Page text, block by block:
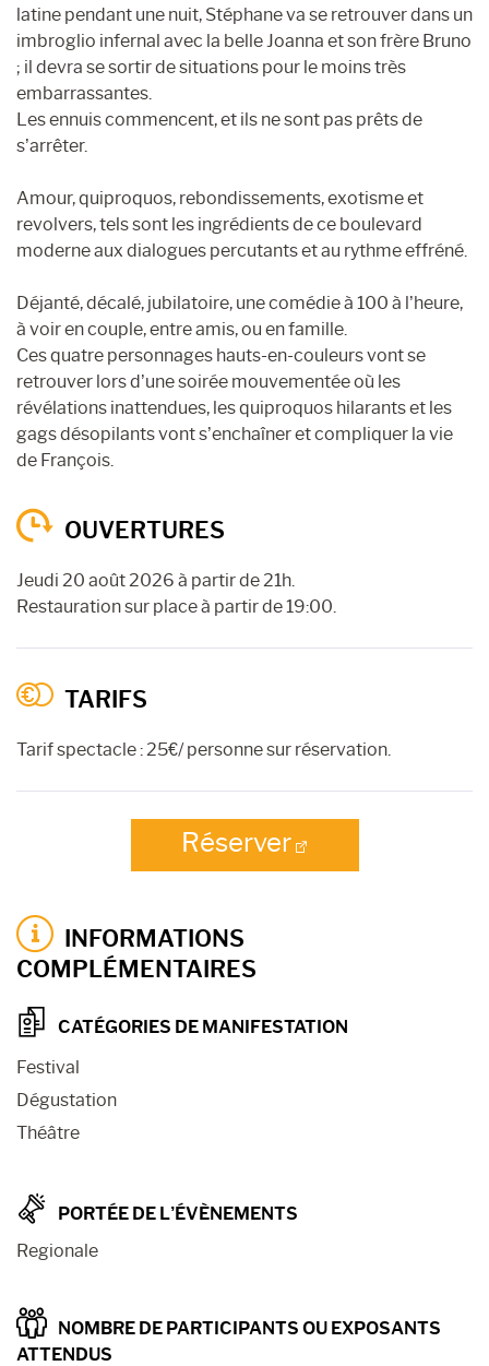
latine pendant une nuit, Stéphane va se retrouver dans un
imbroglio infernal avec la belle Joanna et son frère Bruno
; il devra se sortir de situations pour le moins très
embarrassantes.
Les ennuis commencent, et ils ne sont pas prêts de
s’arrêter.
Amour, quiproquos, rebondissements, exotisme et
revolvers, tels sont les ingrédients de ce boulevard
moderne aux dialogues percutants et au rythme effréné.
Déjanté, décalé, jubilatoire, une comédie à 100 à l’heure,
à voir en couple, entre amis, ou en famille.
Ces quatre personnages hauts-en-couleurs vont se
retrouver lors d’une soirée mouvementée où les
révélations inattendues, les quiproquos hilarants et les
gags désopilants vont s’enchaîner et compliquer la vie
de François.
OUVERTURES
Jeudi 20 août 2026 à partir de 21h.
Restauration sur place à partir de 19:00.
TARIFS
Tarif spectacle : 25€/ personne sur réservation.
Réserver
INFORMATIONS
COMPLÉMENTAIRES
CATÉGORIES DE MANIFESTATION
Festival
Dégustation
Théâtre
PORTÉE DE L’ÉVÈNEMENTS
Regionale
NOMBRE DE PARTICIPANTS OU EXPOSANTS
ATTENDUS